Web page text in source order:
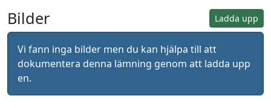
Ladda upp
Bilder
Vi fann inga bilder men du kan hjälpa till att
dokumentera denna lämning genom att ladda upp
en.